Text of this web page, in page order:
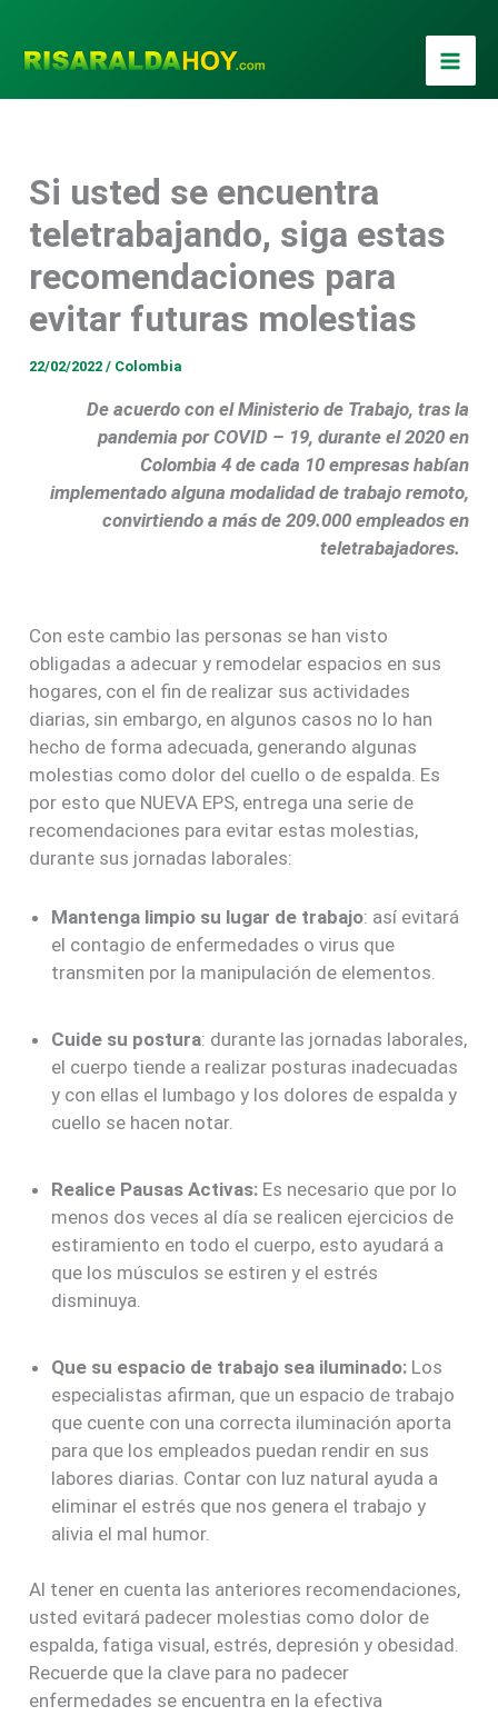
contenido
Si usted se encuentra
teletrabajando, siga estas
recomendaciones para
evitar futuras molestias
22/02/2022/ Colombia
De acuerdo con el Ministerio de Trabajo, tras la
pandemia por COVID – 19, durante el 2020 en
Colombia 4 de cada 10 empresas habían
implementado alguna modalidad de trabajo remoto,
convirtiendo a más de 209.000 empleados en
teletrabajadores.
Con este cambio las personas se han visto
obligadas a adecuar y remodelar espacios en sus
hogares, con el fin de realizar sus actividades
diarias, sin embargo, en algunos casos no lo han
hecho de forma adecuada, generando algunas
molestias como dolor del cuello o de espalda. Es
por esto que NUEVA EPS, entrega una serie de
recomendaciones para evitar estas molestias,
durante sus jornadas laborales:
Mantenga limpio su lugar de trabajo: así evitará
el contagio de enfermedades o virus que
transmiten por la manipulación de elementos.
Cuide su postura: durante las jornadas laborales,
el cuerpo tiende a realizar posturas inadecuadas
y con ellas el lumbago y los dolores de espalda y
cuello se hacen notar.
Realice Pausas Activas: Es necesario que por lo
menos dos veces al día se realicen ejercicios de
estiramiento en todo el cuerpo, esto ayudará a
que los músculos se estiren y el estrés
disminuya.
Que su espacio de trabajo sea iluminado: Los
especialistas afirman, que un espacio de trabajo
que cuente con una correcta iluminación aporta
para que los empleados puedan rendir en sus
labores diarias. Contar con luz natural ayuda a
eliminar el estrés que nos genera el trabajo y
alivia el mal humor.
Al tener en cuenta las anteriores recomendaciones,
usted evitará padecer molestias como dolor de
espalda, fatiga visual, estrés, depresión y obesidad.
Recuerde que la clave para no padecer
enfermedades se encuentra en la efectiva